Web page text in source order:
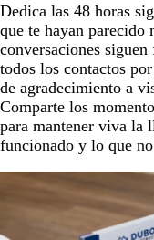
Dedica las 48 horas
que te hayan parecido
conversaciones
todos los contactos
de agradecimiento a
Comparte los
para mantener viva la
funcionado y lo que